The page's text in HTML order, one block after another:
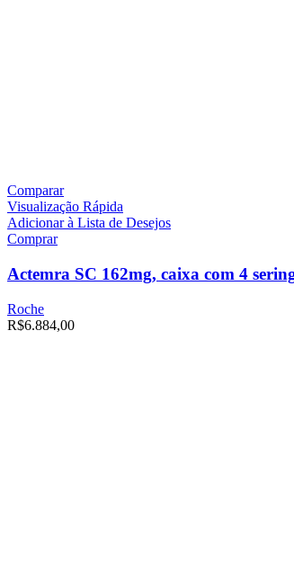
Comparar
Visualização Rápida
Adicionar à Lista de Desejos
Comprar
Actemra SC 162mg, caixa com 4
Roche
R$6.884,00